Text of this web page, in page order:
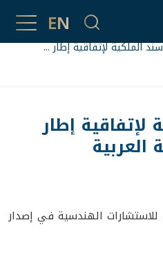
EN
الملكية لإتفاقية إطار ...
لإتفاقية إطار
الهندسية في إصدار